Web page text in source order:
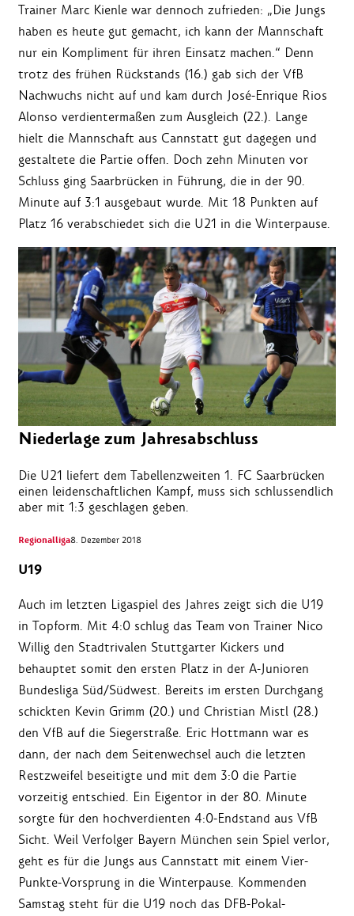
Trainer Marc Kienle war dennoch zufrieden: „Die Jungs
haben es heute gut gemacht, ich kann der Mannschaft
nur ein Kompliment für ihren Einsatz machen.“ Denn
trotz des frühen Rückstands (16.) gab sich der VfB
Nachwuchs nicht auf und kam durch José-Enrique Rios
Alonso verdientermaßen zum Ausgleich (22.). Lange
hielt die Mannschaft aus Cannstatt gut dagegen und
gestaltete die Partie offen. Doch zehn Minuten vor
Schluss ging Saarbrücken in Führung, die in der 90.
Minute auf 3:1 ausgebaut wurde. Mit 18 Punkten auf
Platz 16 verabschiedet sich die U21 in die Winterpause.
Niederlage zum Jahresabschluss
Die U21 liefert dem Tabellenzweiten 1. FC Saarbrücken
einen leidenschaftlichen Kampf, muss sich schlussendlich
aber mit 1:3 geschlagen geben.
Regionalliga8. Dezember 2018
U19
Auch im letzten Ligaspiel des Jahres zeigt sich die U19
in Topform. Mit 4:0 schlug das Team von Trainer Nico
Willig den Stadtrivalen Stuttgarter Kickers und
behauptet somit den ersten Platz in der A-Junioren
Bundesliga Süd/Südwest. Bereits im ersten Durchgang
schickten Kevin Grimm (20.) und Christian Mistl (28.)
den VfB auf die Siegerstraße. Eric Hottmann war es
dann, der nach dem Seitenwechsel auch die letzten
Restzweifel beseitigte und mit dem 3:0 die Partie
vorzeitig entschied. Ein Eigentor in der 80. Minute
sorgte für den hochverdienten 4:0-Endstand aus VfB
Sicht. Weil Verfolger Bayern München sein Spiel verlor,
geht es für die Jungs aus Cannstatt mit einem Vier-
Punkte-Vorsprung in die Winterpause. Kommenden
Samstag steht für die U19 noch das DFB-Pokal-